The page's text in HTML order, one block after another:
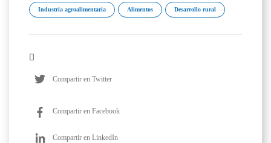
Industria agroalimentaria Alimentos Desarrollo rural
Compartir en Twitter
Compartir en Facebook
Compartir en LinkedIn